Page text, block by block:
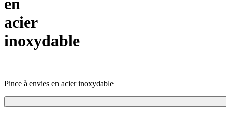
en
acier
inoxydable
Pince à envies en acier inoxydable